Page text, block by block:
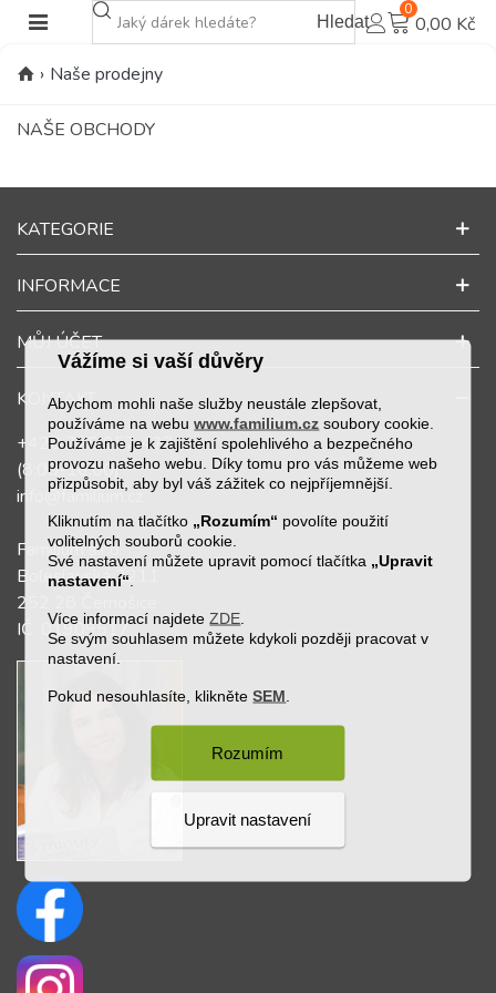
Vážíme si vaší důvěry
Abychom mohli naše služby neustále zlepšovat,
používáme na webuwww.familium.cz soubory cookie.
Používáme je k zajištění spolehlivého a bezpečného
provozu našeho webu. Díky tomu pro vás můžeme web
přizpůsobit, aby byl váš zážitek co nejpříjemnější.
Kliknutím na tlačítko „Rozumím“ povolíte použití
volitelných souborů cookie.
Své nastavení můžete upravit pomocí tlačítka „Upravit
nastavení“
Více informací najdeteZDE
Se svým souhlasem můžete kdykoli později pracovat v
nastavení.
Pokud nesouhlasíte, klikněteSEM
Rozumím
Upravit nastavení
Hledat
0
0,00 Kč
› Naše prodejny
NAŠE OBCHODY
KATEGORIE
INFORMACE
MŮJ ÚČET
KONTAKT
+420 725 957 422
(8:00-16:00)
info@familium.cz
Familium s.r.o.
Boleslavská 2211
252 28 Černošice
IČ: 01909517